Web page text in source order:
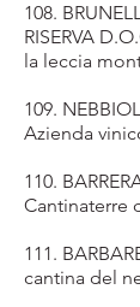
108.
RISERVA
la leccia
109.
Azienda
110.
Cantinaterre
111.
cantina del